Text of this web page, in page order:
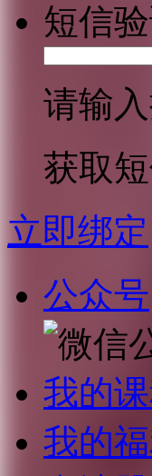
短信验
请输
获取
立即绑定
公众号
我的
我的福